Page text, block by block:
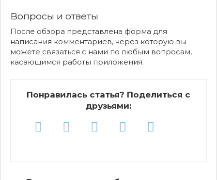
Вопросы и ответы
После обзора представлена форма для
написания комментариев, через которую вы
можете связаться с нами по любым вопросам,
касающимся работы приложения.
Понравилась статья? Поделиться с
друзьями: